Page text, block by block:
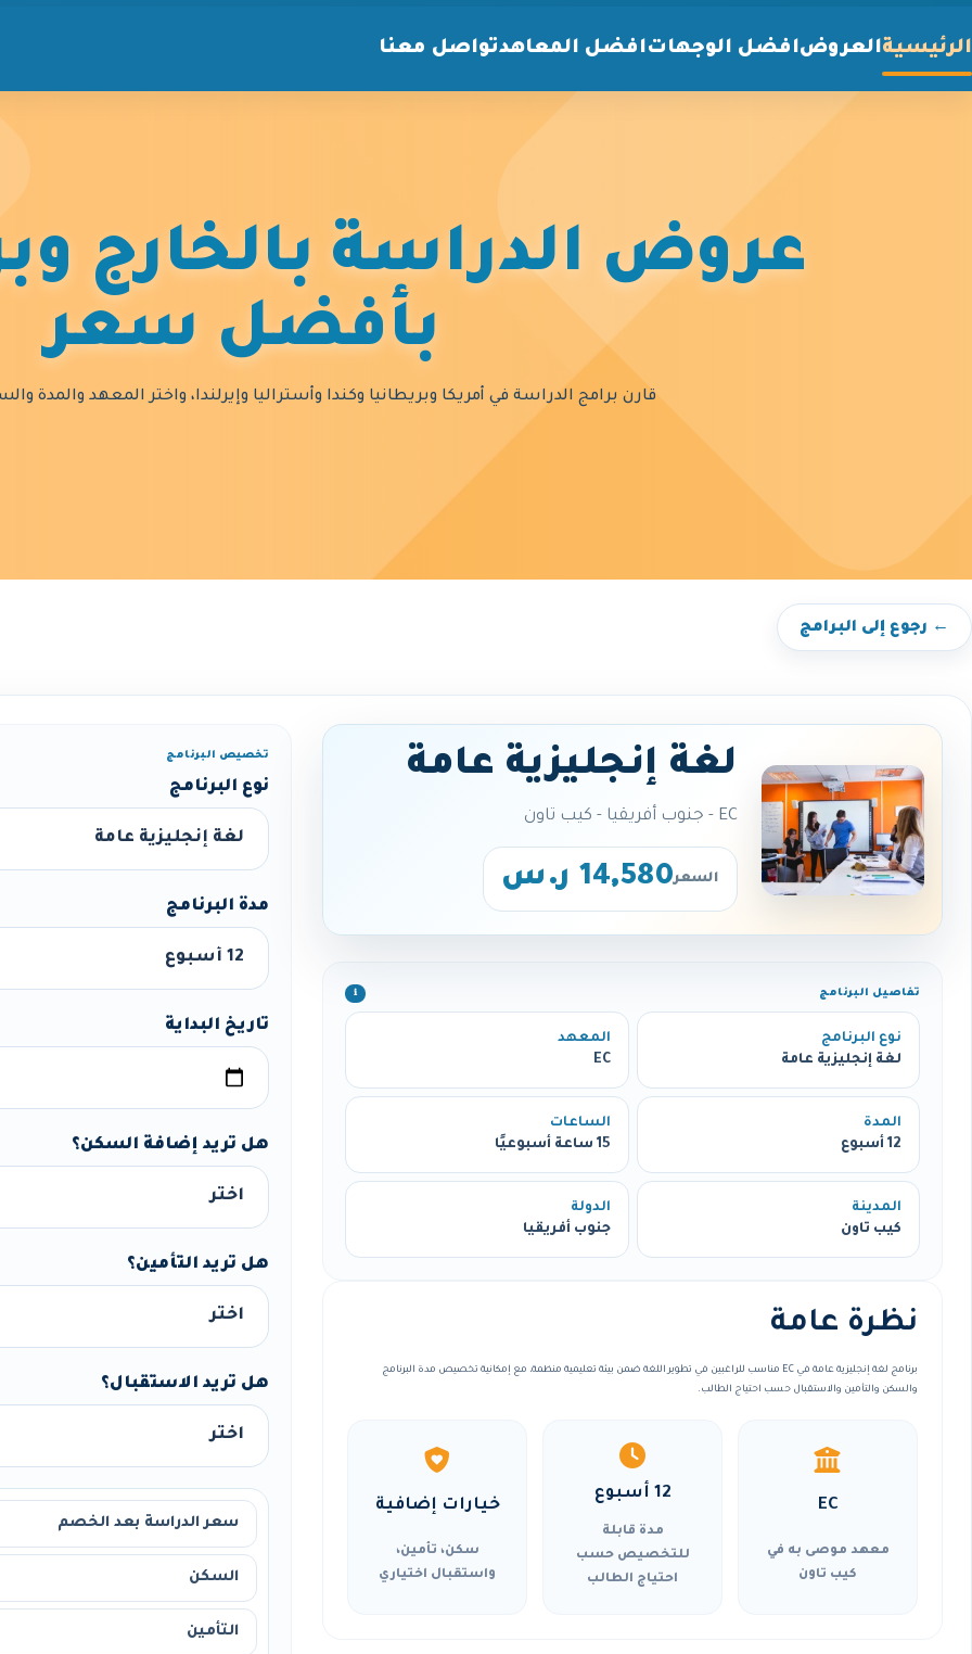
الرئيسيةالعروضافضل الوجهاتافضل المعاهدتواصل معنا
عروض الدراسة بالخارج
بأفضل سعر
قارن برامج الدراسة في أمريكا وبريطانيا وكندا وأستراليا وإيرلندا، واختر المعهد والمدة
← رجوع إلى البرامج
لغة إنجليزية عامة
EC - جنوب أفريقيا - كيب تاون
السعر14,580 ر.س
تفاصيل البرنامج ℹ️
نوع البرنامج
لغة إنجليزية عامة
المعهد
EC
المدة
12 أسبوع
الساعات
15 ساعة أسبوعيًا
المدينة
كيب تاون
الدولة
جنوب أفريقيا
نظرة عامة
برنامج لغة إنجليزية عامة في EC مناسب للراغبين في تطوير اللغة ضمن بيئة تعليمية منظمة، مع إمكانية تخصيص مدة البرنامج
والسكن والتأمين والاستقبال حسب احتياج الطالب.
EC
معهد موصى به في
كيب تاون
12 أسبوع
مدة قابلة
للتخصيص حسب
احتياج الطالب
خيارات إضافية
سكن، تأمين،
واستقبال اختياري
تخصيص البرنامج
نوع البرنامج
مدة البرنامج
تاريخ البداية
هل تريد إضافة السكن؟
هل تريد التأمين؟
هل تريد الاستقبال؟
سعر الدراسة بعد الخصم
السكن
التأمين